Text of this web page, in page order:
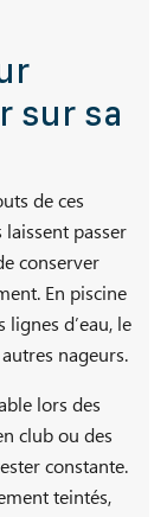
sur sa
de ces
passer
conserver
En piscine
d’eau, le
nageurs.
lors des
club ou des
constante.
teintés,